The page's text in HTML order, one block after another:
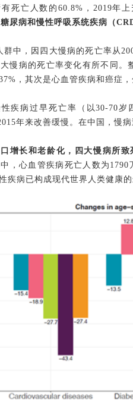
死亡人数的60.8%，2019年上
糖尿病和慢性呼吸系统疾病（
群中，因四大慢病的死亡率从
慢病的死亡率变化有所不同。
，其次是心血管疾病和癌症
疾病过早死亡率（以30-70岁
年来改善缓慢。在中国，慢病
增长和老龄化，四大慢病所致
，心血管疾病死亡人数为
疾病已构成现代世界人类健康的